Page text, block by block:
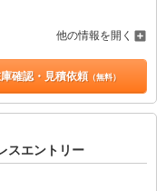
他の情報を開く
確認・見積依頼（無料）
スエントリー